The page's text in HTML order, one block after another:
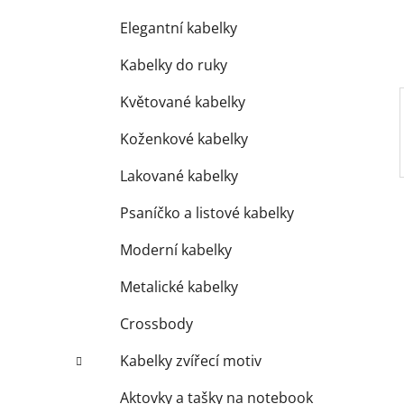
Elegantní kabelky
Kabelky do ruky
Květované kabelky
Koženkové kabelky
Lakované kabelky
Psaníčko a listové kabelky
Moderní kabelky
Metalické kabelky
Crossbody
Kabelky zvířecí motiv
Aktovky a tašky na notebook